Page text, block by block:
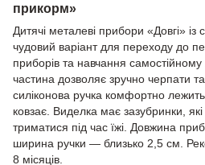
прикорм»
Дитячі металеві прибори «Довгі»
чудовий варіант для переходу до
приборів та навчання
частина дозволяє зручно черпати
силіконова ручка комфортно
ковзає. Виделка має зазубринки,
триматися під час їжі. Довжина
ширина ручки — близько 2,5 см.
8 місяців.